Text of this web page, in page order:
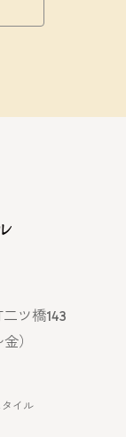
ツ橋143
）
イル